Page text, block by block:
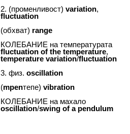
2. (променливост)variation,
fluctuation
(обхват) range
КОЛЕБАНИЕ на температурата
fluctuation of the temperature,
temperature variation/fluctuation
3. физ.oscillation
(mpenтепе)vibration
КОЛЕБАНИЕ на махало
oscillation/swing of a pendulum